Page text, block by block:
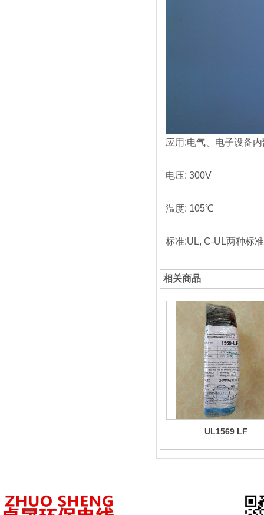
应用:电气、电子设备
电压: 300V
温度: 105℃
标准:UL, C-UL两种标
相关商品
UL1569 LF